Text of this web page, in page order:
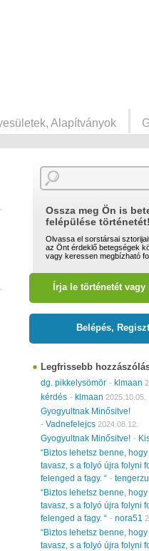
Alapítványok
Ossza meg Ön is
felépülése történetét!
Olvassa el sorstársai
az Önt érdeklő betegségek
vagy keressen megbízható
Írja le történetét vagy
Belépés,
Legfrissebb
dg. pikkelysömör - klmaan
kérdés - klmaan 2025.10.05.
Gyogyultnak Minősitve!
- Vadnefelejcs 2024.08.12.
Gyogyultnak Minősitve! -
“Biztos lehetsz benne,
tavasz, s a folyó újra folyni
felenged a fagy. “ -
“Biztos lehetsz benne,
tavasz, s a folyó újra folyni
felenged a fagy. “ - nora51
“Biztos lehetsz benne,
tavasz, s a folyó újra folyni